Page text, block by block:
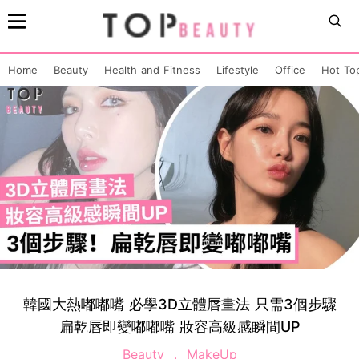
Home Beauty Health and Fitness Lifestyle Office Hot
韓國大熱嘟嘟嘴 必學3D立體唇畫法 只需3個步驟
扁乾唇即變嘟嘟嘴 妝容高級感瞬間UP
Beauty MakeUp